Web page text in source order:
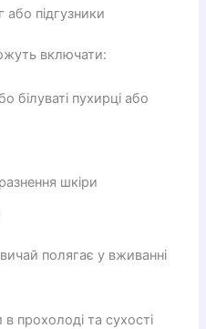
або підгузники
включати:
білуваті пухирці або
шкіри
полягає у вживанні
прохолоді та сухості